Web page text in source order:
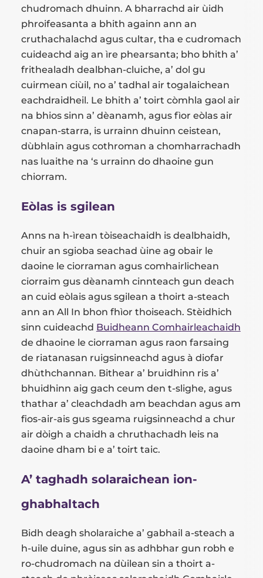
chudromach dhuinn. A bharrachd air ùidh
phroifeasanta a bhith againn ann an
cruthachalachd agus cultar, tha e cudromach
cuideachd aig an ìre phearsanta; bho bhith a’
frithealadh dealbhan-cluiche, a’ dol gu
cuirmean ciùil, no a’ tadhal air togalaichean
eachdraidheil. Le bhith a’ toirt còmhla gaol air
na bhios sinn a’ dèanamh, agus fìor eòlas air
cnapan-starra, is urrainn dhuinn ceistean,
dùbhlain agus cothroman a chomharrachadh
nas luaithe na ‘s urrainn do dhaoine gun
chiorram.
Eòlas is sgilean
Anns na h-ìrean tòiseachaidh is dealbhaidh,
chuir an sgioba seachad ùine ag obair le
daoine le ciorraman agus comhairlichean
ciorraim gus dèanamh cinnteach gun deach
an cuid eòlais agus sgilean a thoirt a-steach
ann an All In bhon fhìor thoiseach. Stèidhich
sinn cuideachd Buidheann Comhairleachaidh
de dhaoine le ciorraman agus raon farsaing
de riatanasan ruigsinneachd agus à diofar
dhùthchannan. Bithear a’ bruidhinn ris a’
bhuidhinn aig gach ceum den t-slighe, agus
thathar a’ cleachdadh am beachdan agus am
fios-air-ais gus sgeama ruigsinneachd a chur
air dòigh a chaidh a chruthachadh leis na
daoine dham bi e a’ toirt taic.
A’ taghadh solaraichean ion-
ghabhaltach
Bidh deagh sholaraiche a’ gabhail a-steach a
h-uile duine, agus sin as adhbhar gun robh e
ro-chudromach na dùilean sin a thoirt a-